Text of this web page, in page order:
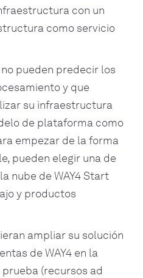
con un
como servicio
pueden predecir los
y que
su infraestructura
de plataforma como
empezar de la forma
pueden elegir una de
nube de WAY4 Start
y productos
ampliar su solución
de WAY4 en la
(recursos ad